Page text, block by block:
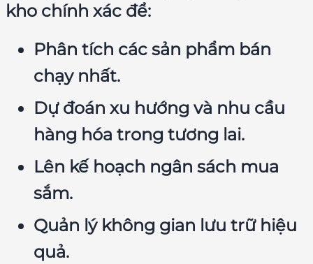
kho chính xác để:
Phân tích các sản phẩm bán
chạy nhất.
Dự đoán xu hướng và nhu cầu
hàng hóa trong tương lai.
Lên kế hoạch ngân sách mua
sắm.
Quản lý không gian lưu trữ hiệu
quả.